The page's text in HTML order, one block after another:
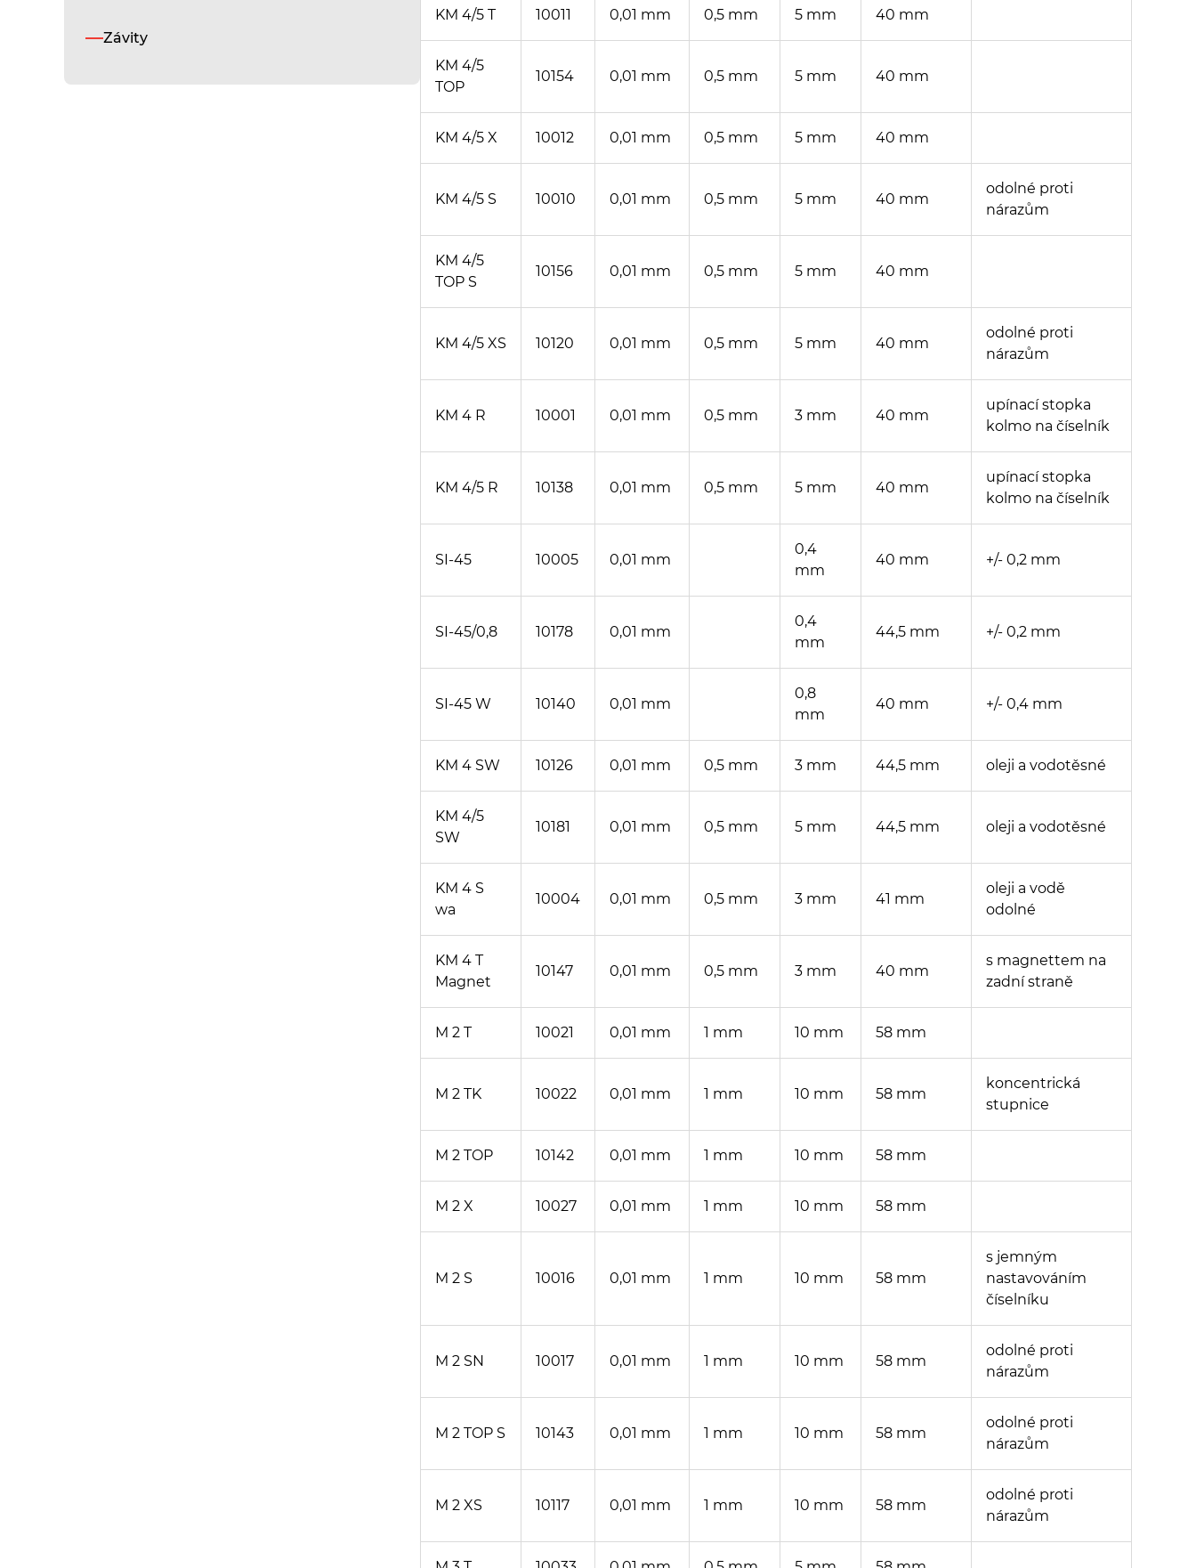
Závity
KM 4/5 T 10011 0,01 mm 0,5 mm 5 mm 40 mm
KM 4/5
TOP
10154 0,01 mm 0,5 mm 5 mm 40 mm
KM 4/5 X 10012 0,01 mm 0,5 mm 5 mm 40 mm
KM 4/5 S 10010 0,01 mm 0,5 mm 5 mm 40 mm
odolné proti
nárazům
KM 4/5
TOP S
10156 0,01 mm 0,5 mm 5 mm 40 mm
KM 4/5 XS 10120 0,01 mm 0,5 mm 5 mm 40 mm
odolné proti
nárazům
KM 4 R 10001 0,01 mm 0,5 mm 3 mm 40 mm
upínací stopka
kolmo na číselník
KM 4/5 R 10138 0,01 mm 0,5 mm 5 mm 40 mm
upínací stopka
kolmo na číselník
SI-45 10005 0,01 mm
0,4
mm
40 mm +/- 0,2 mm
SI-45/0,8 10178 0,01 mm
0,4
mm
44,5 mm +/- 0,2 mm
SI-45 W 10140 0,01 mm
0,8
mm
40 mm +/- 0,4 mm
KM 4 SW 10126 0,01 mm 0,5 mm 3 mm 44,5 mm oleji a vodotěsné
KM 4/5
SW
10181 0,01 mm 0,5 mm 5 mm 44,5 mm oleji a vodotěsné
KM 4 S
wa
10004 0,01 mm 0,5 mm 3 mm 41 mm
oleji a vodě
odolné
KM 4 T
Magnet
10147 0,01 mm 0,5 mm 3 mm 40 mm
s magnettem na
zadní straně
M 2 T 10021 0,01 mm 1 mm 10 mm 58 mm
M 2 TK 10022 0,01 mm 1 mm 10 mm 58 mm
koncentrická
stupnice
M 2 TOP 10142 0,01 mm 1 mm 10 mm 58 mm
M 2 X 10027 0,01 mm 1 mm 10 mm 58 mm
M 2 S 10016 0,01 mm 1 mm 10 mm 58 mm
s jemným
nastavováním
číselníku
M 2 SN 10017 0,01 mm 1 mm 10 mm 58 mm
odolné proti
nárazům
M 2 TOP S 10143 0,01 mm 1 mm 10 mm 58 mm
odolné proti
nárazům
M 2 XS 10117 0,01 mm 1 mm 10 mm 58 mm
odolné proti
nárazům